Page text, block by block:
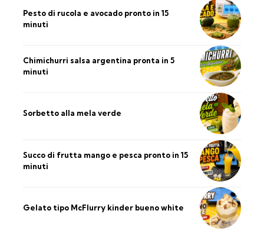
Pesto di rucola e avocado pronto in 15
minuti
Chimichurri salsa argentina pronta in 5
minuti
Sorbetto alla mela verde
Succo di frutta mango e pesca pronto in 15
minuti
Gelato tipo McFlurry kinder bueno white